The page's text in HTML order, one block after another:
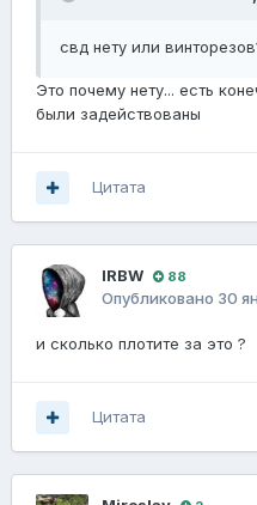
свд нету или
Это почему нету... есть
были задействованы
Цитата
lRBW 88
Опубликовано 30
и сколько плотите за это ?
Цитата